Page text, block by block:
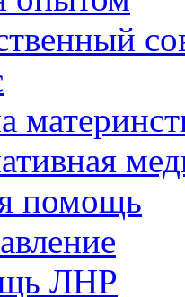
помощь
ЛНР